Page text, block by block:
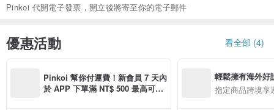
Pinkoi 代開電子發票，開立後將寄至你的電子郵件
優惠活動 看全部 (4)
Pinkoi 幫你付運費！新會員 7 天內
於 APP 下單滿 NT$ 500 最高可折
輕鬆擁有海外好
指定商品跨境享